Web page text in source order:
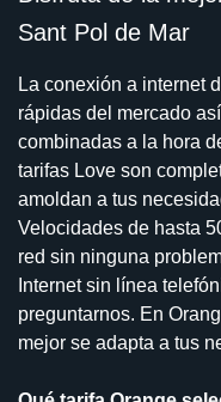
Sant Pol de Mar
La conexión a internet
rápidas del mercado
combinadas a la hora
tarifas Love son
amoldan a tus
Velocidades de hasta
red sin ninguna
Internet sin línea
preguntarnos. En
mejor se adapta a tus